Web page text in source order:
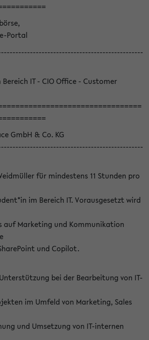
Portal
IT - CIO Office - Customer
GmbH & Co. KG
für mindestens 11 Stunden pro
im Bereich IT. Vorausgesetzt wird
auf Marketing und Kommunikation
und Copilot.
bei der Bearbeitung von IT-
im Umfeld von Marketing, Sales
und Umsetzung von IT-internen